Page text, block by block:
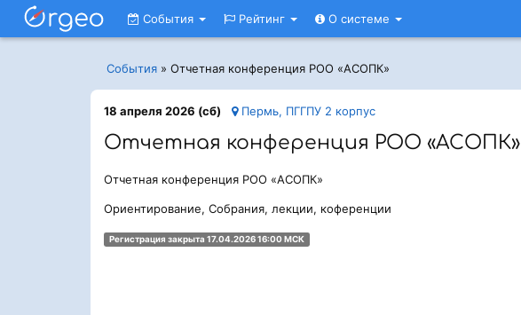
События Рейтинг О системе
События » Отчетная конференция РОО «АСОПК»
18 апреля 2026 (сб) Пермь, ПГГПУ 2 корпус
Отчетная конференция РОО «АСОПК»
Отчетная конференция РОО «АСОПК»
Ориентирование, Собрания, лекции, коференции
Регистрация закрыта 17.04.2026 16:00 МСК